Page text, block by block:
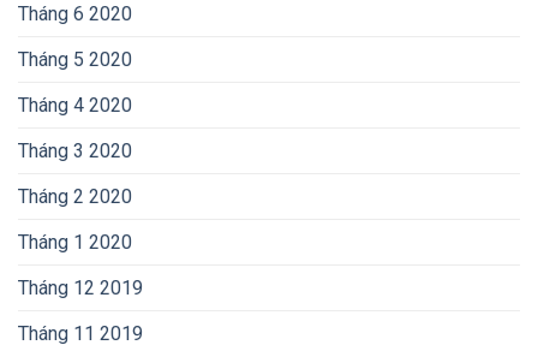
Tháng 6 2020
Tháng 5 2020
Tháng 4 2020
Tháng 3 2020
Tháng 2 2020
Tháng 1 2020
Tháng 12 2019
Tháng 11 2019